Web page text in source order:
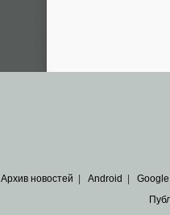
Архив новостей | Android | Google